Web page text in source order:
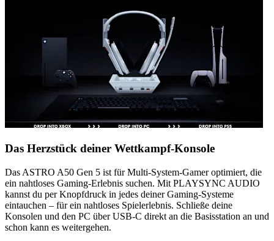
Das Herzstück deiner Wettkampf-Konsole
Das ASTRO A50 Gen 5 ist für Multi-System-Gamer optimiert, die
ein nahtloses Gaming-Erlebnis suchen. Mit PLAYSYNC AUDIO
kannst du per Knopfdruck in jedes deiner Gaming-Systeme
eintauchen – für ein nahtloses Spielerlebnis. Schließe deine
Konsolen und den PC über USB-C direkt an die Basisstation an und
schon kann es weitergehen.